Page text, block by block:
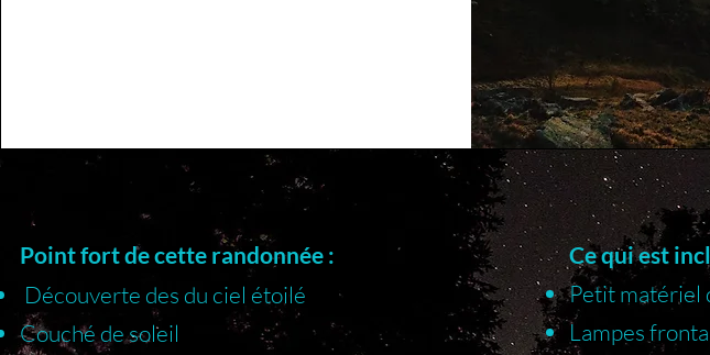
Point fort de cette randonnée :
Découverte des du ciel étoilé
Couché de soleil
Ce qui est
Petit matériel
Lampes